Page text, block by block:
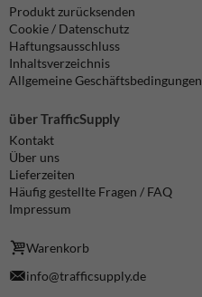
Produkt zurücksenden
Cookie / Datenschutz
Haftungsausschluss
Inhaltsverzeichnis
Allgemeine Geschäftsbedingungen
über TrafficSupply
Kontakt
Über uns
Lieferzeiten
Häufig gestellte Fragen / FAQ
Impressum
Warenkorb
info@trafficsupply.de